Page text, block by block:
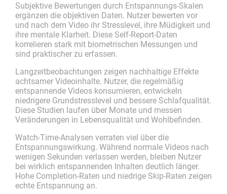
Subjektive Bewertungen durch Entspannungs-Skalen
ergänzen die objektiven Daten. Nutzer bewerten vor
und nach dem Video ihr Stresslevel, ihre Müdigkeit und
ihre mentale Klarheit. Diese Self-Report-Daten
korrelieren stark mit biometrischen Messungen und
sind praktischer zu erfassen.
Langzeitbeobachtungen zeigen nachhaltige Effekte
achtsamer Videoinhalte. Nutzer, die regelmäßig
entspannende Videos konsumieren, entwickeln
niedrigere Grundstresslevel und bessere Schlafqualität.
Diese Studien laufen über Monate und messen
Veränderungen in Lebensqualität und Wohlbefinden.
Watch-Time-Analysen verraten viel über die
Entspannungswirkung. Während normale Videos nach
wenigen Sekunden verlassen werden, bleiben Nutzer
bei wirklich entspannenden Inhalten deutlich länger.
Hohe Completion-Raten und niedrige Skip-Raten zeigen
echte Entspannung an.